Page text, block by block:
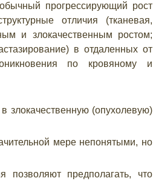
прогрессирующий рост
отличия (тканевая,
и злокачественным ростом;
в отдаленных от
по кровяному и
злокачественную (опухолевую)
мере непонятыми, но
предполагать, что